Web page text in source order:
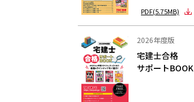
PDF(5.75MB)
2026年度版
宅建士合格
サポートBOOK